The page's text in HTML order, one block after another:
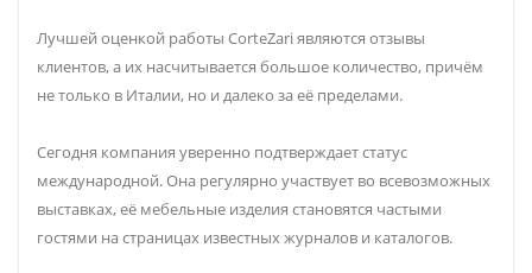
Лучшей оценкой работы CorteZari являются отзывы
клиентов, а их насчитывается большое количество, причём
не только в Италии, но и далеко за её пределами.
Сегодня компания уверенно подтверждает статус
международной. Она регулярно участвует во всевозможных
выставках, её мебельные изделия становятся частыми
гостями на страницах известных журналов и каталогов.